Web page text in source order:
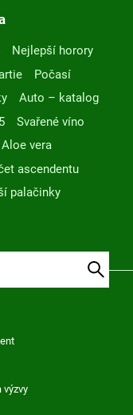
Nejlepší horory
Počasí
Auto – katalog
Svařené víno
Aloe vera
ascendentu
palačinky
výzvy